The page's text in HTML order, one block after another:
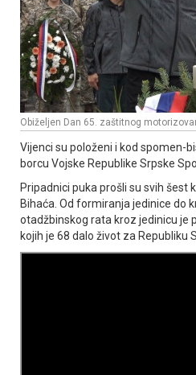
Obiželjen Dan 65. zaštitnog
Vijenci su položeni i kod spomen-
borcu Vojske Republike Srpske
Pripadnici puka prošli su svih šest
Bihaća. Od formiranja jedinice do
otadžbinskog rata kroz jedinicu je
kojih je 68 dalo život za Republiku